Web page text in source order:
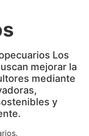
Los
mejorar la
mediante
y